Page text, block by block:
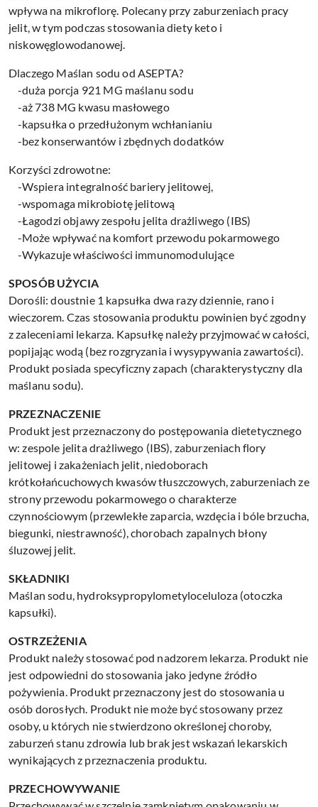
wpływa na mikroflorę. Polecany przy zaburzeniach pracy
jelit, w tym podczas stosowania diety keto i
niskowęglowodanowej.
Dlaczego Maślan sodu od ASEPTA?
-duża porcja 921 MG maślanu sodu
-aż 738 MG kwasu masłowego
-kapsułka o przedłużonym wchłanianiu
-bez konserwantów i zbędnych dodatków
Korzyści zdrowotne:
-Wspiera integralność bariery jelitowej,
-wspomaga mikrobiotę jelitową
-Łagodzi objawy zespołu jelita drażliwego (IBS)
-Może wpływać na komfort przewodu pokarmowego
-Wykazuje właściwości immunomodulujące
SPOSÓB UŻYCIA
Dorośli: doustnie 1 kapsułka dwa razy dziennie, rano i
wieczorem. Czas stosowania produktu powinien być zgodny
z zaleceniami lekarza. Kapsułkę należy przyjmować w całości,
popijając wodą (bez rozgryzania i wysypywania zawartości).
Produkt posiada specyficzny zapach (charakterystyczny dla
maślanu sodu).
PRZEZNACZENIE
Produkt jest przeznaczony do postępowania dietetycznego
w: zespole jelita drażliwego (IBS), zaburzeniach flory
jelitowej i zakażeniach jelit, niedoborach
krótkołańcuchowych kwasów tłuszczowych, zaburzeniach ze
strony przewodu pokarmowego o charakterze
czynnościowym (przewlekłe zaparcia, wzdęcia i bóle brzucha,
biegunki, niestrawność), chorobach zapalnych błony
śluzowej jelit.
SKŁADNIKI
Maślan sodu, hydroksypropylometyloceluloza (otoczka
kapsułki).
OSTRZEŻENIA
Produkt należy stosować pod nadzorem lekarza. Produkt nie
jest odpowiedni do stosowania jako jedyne źródło
pożywienia. Produkt przeznaczony jest do stosowania u
osób dorosłych. Produkt nie może być stosowany przez
osoby, u których nie stwierdzono określonej choroby,
zaburzeń stanu zdrowia lub brak jest wskazań lekarskich
wynikających z przeznaczenia produktu.
PRZECHOWYWANIE